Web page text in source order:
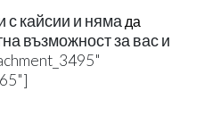
с кайсии и няма да
възможност за вас и